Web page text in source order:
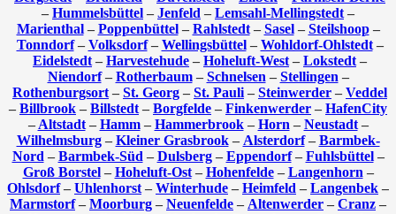
– Hummelsbüttel – Jenfeld – Lemsahl-Mellingstedt –
Marienthal– Poppenbüttel– Rahlstedt– Sasel– Steilshoop–
Tonndorf– Volksdorf– Wellingsbüttel– Wohldorf-Ohlstedt–
Eidelstedt – Harvestehude – Hoheluft-West – Lokstedt –
Niendorf– Rotherbaum– Schnelsen – Stellingen –
Rothenburgsort – St. Georg – St. Pauli – Steinwerder – Veddel
– Billbrook – Billstedt – Borgfelde – Finkenwerder – HafenCity
– Altstadt– Hamm– Hammerbrook– Horn – Neustadt–
Wilhelmsburg– Kleiner Grasbrook– Alsterdorf– Barmbek-
Nord – Barmbek-Süd – Dulsberg– Eppendorf– Fuhlsbüttel–
Groß Borstel– Hoheluft-Ost– Hohenfelde– Langenhorn –
Ohlsdorf– Uhlenhorst – Winterhude – Heimfeld – Langenbek –
Marmstorf– Moorburg – Neuenfelde – Altenwerder – Cranz –